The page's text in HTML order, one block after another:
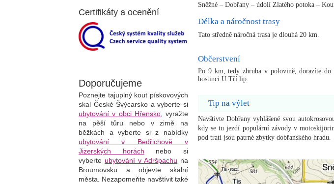
Sněžné – Dobřany – údolí Zlatého potoka –
Délka a náročnost trasy
Tato středně náročná trasa je dlouhá 20 km.
Občerstvení
Po 9 km, tedy zhruba v polovině, dorazíte do
hostinci U Tří lip
Tip na výlet
Navštivte Dobřany vyhlášené svou
kdy se tu jezdí populární závody v
pod tratí jsou patrné zbytky dobřanského hradu.
Certifikáty a ocenění
Doporučujeme
Poznejte tajuplný kout pískovových
skal České Švýcarsko a vyberte si
ubytování v obci Hřensko, vyražte
na pěší tůru nebo v zimě na
běžkách a vyberte si z nabídky
ubytování v Bedřichově v
Jizerských horách nebo si
vyberte ubytování v Adršpachu na
Broumovsku a objevte skalní
města. Nezapomeňte navštívit také